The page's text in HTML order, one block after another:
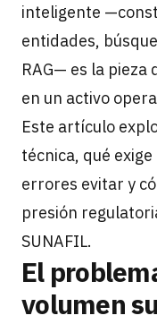
inteligente
entidades,
RAG— es la
en un activo
Este artículo
técnica, qué
errores evitar y
presión
SUNAFIL.
El
volumen